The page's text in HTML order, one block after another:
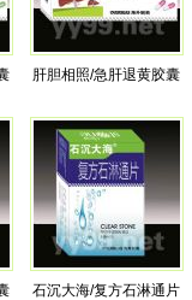
肝胆相照/急肝退黄胶囊
石沉大海/复方石淋通片